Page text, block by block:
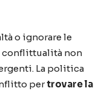
o ignorare le
conflittualità non
La politica
pertrovare la